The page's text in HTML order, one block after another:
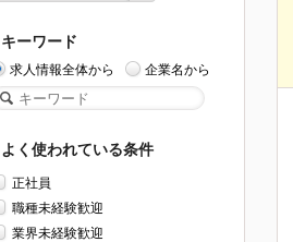
キーワード
求人情報全体から 企業名から
よく使われている条件
正社員
職種未経験歓迎
業界未経験歓迎